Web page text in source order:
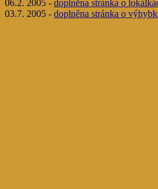
06.2. 2005 - doplněna stránka o
03.7. 2005 - doplněna stránka o